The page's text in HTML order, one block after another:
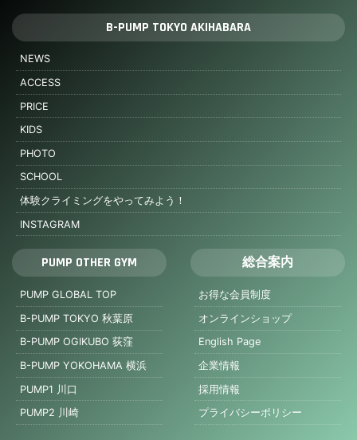
B-PUMP TOKYO AKIHABARA
NEWS
ACCESS
PRICE
KIDS
PHOTO
SCHOOL
体験クライミングをやってみよう！
INSTAGRAM
PUMP OTHER GYM
PUMP GLOBAL TOP
B-PUMP TOKYO 秋葉原
B-PUMP OGIKUBO 荻窪
B-PUMP YOKOHAMA 横浜
PUMP1 川口
PUMP2 川崎
総合案内
お得な会員制度
オンラインショップ
English Page
企業情報
採用情報
プライバシーポリシー